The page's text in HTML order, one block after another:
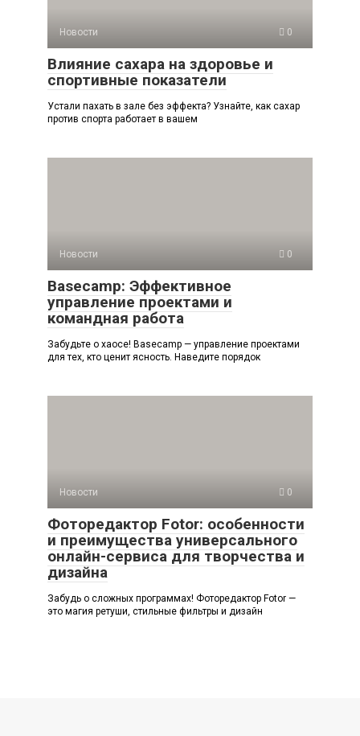
Новости 0
Влияние сахара на здоровье и
спортивные показатели
Устали пахать в зале без эффекта? Узнайте, как сахар
против спорта работает в вашем
Новости 0
Basecamp: Эффективное
управление проектами и
командная работа
Забудьте о хаосе! Basecamp — управление проектами
для тех, кто ценит ясность. Наведите порядок
Новости 0
Фоторедактор Fotor: особенности
и преимущества универсального
онлайн-сервиса для творчества и
дизайна
Забудь о сложных программах! Фоторедактор Fotor —
это магия ретуши, стильные фильтры и дизайн